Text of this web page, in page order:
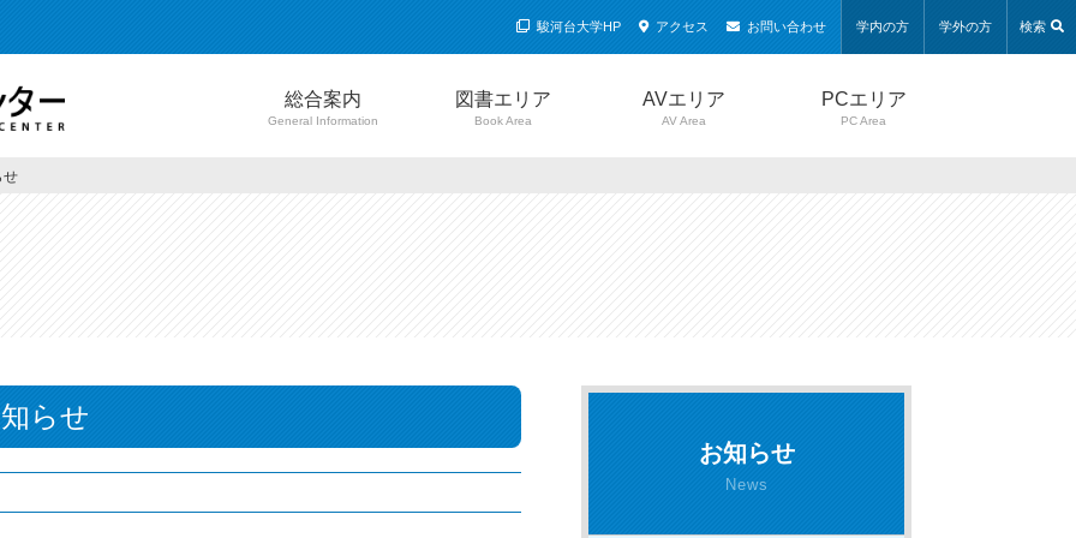
総合案内
General Information
図書エリア
Book Area
AVエリア
AV Area
PCエリア
PC Area
駿河台大学HP アクセス お問い合わせ 学内の方 学外の方 検索
せ
らせ
お知らせ
News